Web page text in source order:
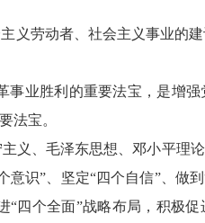
劳动者、社会主义事业的建
业胜利的重要法宝，是增强
法宝。
、毛泽东思想、邓小平理论
识”、坚定“四个自信”、做
四个全面”战略布局，积极